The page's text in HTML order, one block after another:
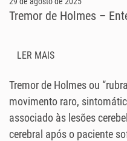
Tremor de Holmes –
LER MAIS
Tremor de Holmes ou
movimento raro,
associado às lesões
cerebral após o paciente